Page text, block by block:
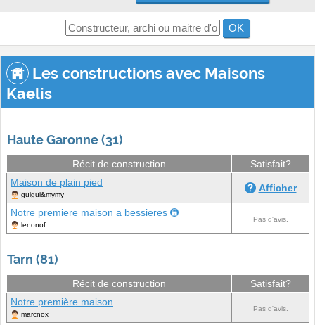
OK
Les constructions avec Maisons
Kaelis
Haute Garonne (31)
Récit de construction
Satisfait?
Maison de plain pied
guigui&mymy
Afficher
Notre premiere maison a bessieres
lenonof
Pas d'avis.
Tarn (81)
Récit de construction
Satisfait?
Notre première maison
marcnox
Pas d'avis.